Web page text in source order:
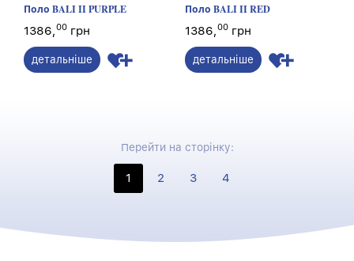
Поло BALI II PURPLE
1386,00 грн
детальніше
Поло BALI II RED
1386,00 грн
детальніше
Перейти на сторінку:
1 2 3 4